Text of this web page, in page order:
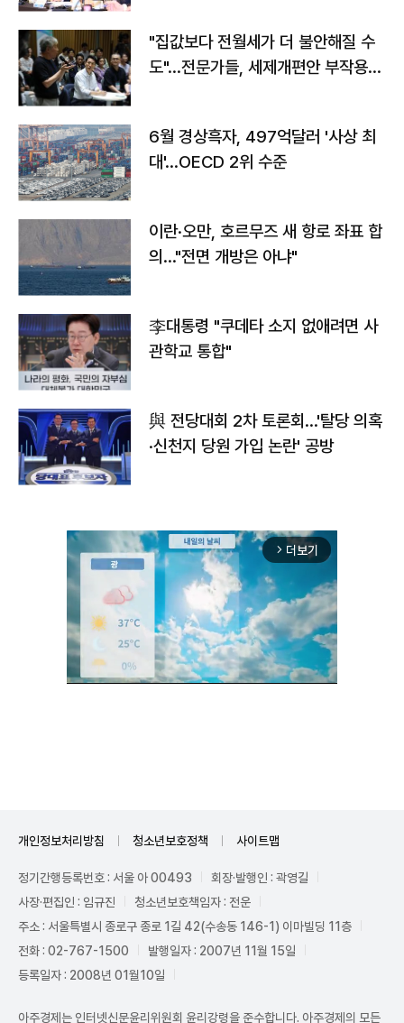
"집값보다 전월세가 더 불안해질 수
도"…전문가들, 세제개편안 부작용
6월 경상흑자, 497억달러 '사상 최
대'…OECD 2위 수준
이란·오만, 호르무즈 새 항로 좌표 합
의…"전면 개방은 아냐"
李대통령 "쿠데타 소지 없애려면 사
관학교 통합"
與 전당대회 2차 토론회…'탈당 의혹
·신천지 당원 가입 논란' 공방
arrow_forward_ios 더보기
개인정보처리방침 청소년보호정책 사이트맵
정기간행등록번호 : 서울 아 00493
회장·발행인 : 곽영길
사장·편집인 : 임규진
청소년보호책임자 : 전운
주소 : 서울특별시 종로구 종로 1길 42(수송동 146-1) 이마빌딩 11층
전화 : 02-767-1500
발행일자 : 2007년 11월 15일
등록일자 : 2008년 01월10일
아주경제는 인터넷신문윤리위원회 윤리강령을 준수합니다. 아주경제의 모든